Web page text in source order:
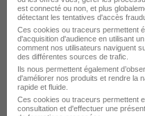
Ingénieur Cloud et
Blue Super recruteur
est connecté ou non, et plus
détectant les tentatives d'accès
Ces cookies ou traceurs permettent
d'acquisition d'audience en utilisant
comment nos utilisateurs naviguent
des différentes sources de trafic.
Ils nous permettent également
d'améliorer nos produits et rendre la
rapide et fluide.
Ces cookies ou traceurs permettent
consultation et d'effectuer une